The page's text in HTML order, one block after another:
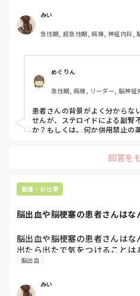
電解質の急な異常はステロイ
すか？？
みい
急性期, 超急性期, 病棟, 神経内科,
めぐりん
急性期, 病棟, リーダー, 脳神経
患者さんの背景がよく分からな
せんが、ステロイドによる副腎
か？もしくは、何か併用禁止の
回答を
看護・お仕事
脳出血や脳梗塞の患者さんは
脳出血や脳梗塞の患者さんはな
出たら出たで気をつけることは
脳出血
みい